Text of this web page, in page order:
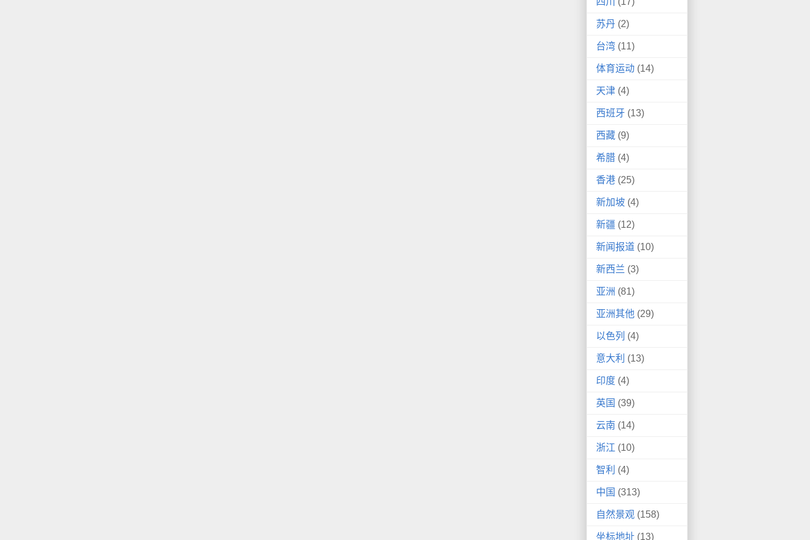
苏丹 (2)
台湾 (11)
体育运动 (14)
天津 (4)
西班牙 (13)
西藏 (9)
希腊 (4)
香港 (25)
新加坡 (4)
新疆 (12)
新闻报道 (10)
新西兰 (3)
亚洲 (81)
亚洲其他 (29)
以色列 (4)
意大利 (13)
印度 (4)
英国 (39)
云南 (14)
浙江 (10)
智利 (4)
中国 (313)
自然景观 (158)
坐标地址 (13)